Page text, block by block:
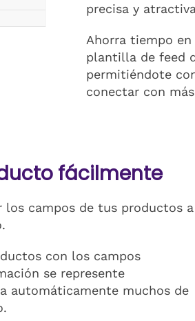
precisa y
Ahorra tiempo
plantilla de feed
permitiéndote
conectar con
fácilmente
los campos de tus productos a
con los campos
se represente
automáticamente muchos de